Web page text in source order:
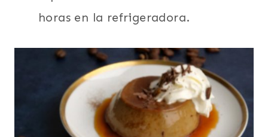
horas en la refrigeradora.